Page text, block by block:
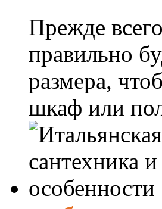
Прежде
правильно
размера,
шкаф или